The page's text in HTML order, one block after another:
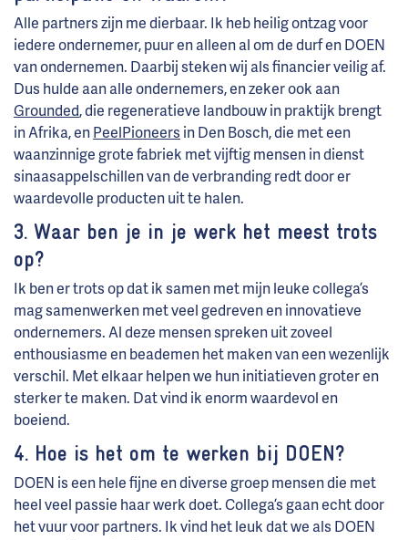
Alle partners zijn me dierbaar. Ik heb heilig ontzag voor
iedere ondernemer, puur en alleen al om de durf en DOEN
van ondernemen. Daarbij steken wij als financier veilig af.
Dus hulde aan alle ondernemers, en zeker ook aan
Grounded, die regeneratieve landbouw in praktijk brengt
in Afrika, enPeelPioneers in Den Bosch, die met een
waanzinnige grote fabriek met vijftig mensen in dienst
sinaasappelschillen van de verbranding redt door er
waardevolle producten uit te halen.
3. Waar ben je in je werk het meest trots
op?
Ik ben er trots op dat ik samen met mijn leuke collega’s
mag samenwerken met veel gedreven en innovatieve
ondernemers. Al deze mensen spreken uit zoveel
enthousiasme en beademen het maken van een wezenlijk
verschil. Met elkaar helpen we hun initiatieven groter en
sterker te maken. Dat vind ik enorm waardevol en
boeiend.
4. Hoe is het om te werken bij DOEN?
DOEN is een hele fijne en diverse groep mensen die met
heel veel passie haar werk doet. Collega’s gaan echt door
het vuur voor partners. Ik vind het leuk dat we als DOEN